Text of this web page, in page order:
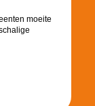
moeite